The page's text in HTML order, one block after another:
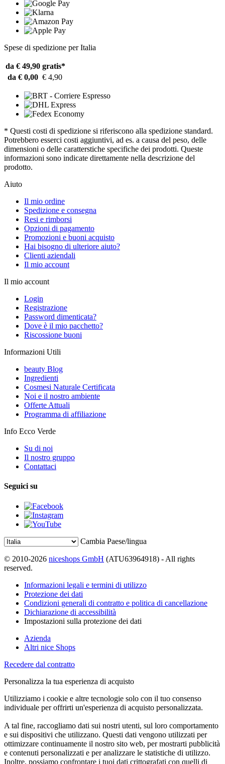
Spese di spedizione per Italia
da € 49,90 gratis*
da € 0,00 € 4,90
* Questi costi di spedizione si riferiscono alla spedizione standard.
Potrebbero esserci costi aggiuntivi, ad es. a causa del peso, delle
dimensioni o delle caratterstiche specifiche dei prodotti. Queste
informazioni sono indicate direttamente nella descrizione del
prodotto.
Aiuto
Il mio ordine
Spedizione e consegna
Resi e rimborsi
Opzioni di pagamento
Promozioni e buoni acquisto
Hai bisogno di ulteriore aiuto?
Clienti aziendali
Il mio account
Il mio account
Login
Registrazione
Password dimenticata?
Dove è il mio pacchetto?
Riscossione buoni
Informazioni Utili
beauty Blog
Ingredienti
Cosmesi Naturale Certificata
Noi e il nostro ambiente
Offerte Attuali
Programma di affiliazione
Info Ecco Verde
Su di noi
Il nostro gruppo
Contattaci
Seguici su
Cambia Paese/lingua
© 2010-2026 niceshops GmbH (ATU63964918) - All rights
reserved.
Informazioni legali e termini di utilizzo
Protezione dei dati
Condizioni generali di contratto e politica di cancellazione
Dichiarazione di accessibilità
Impostazioni sulla protezione dei dati
Azienda
Altri nice Shops
Recedere dal contratto
Personalizza la tua esperienza di acquisto
Utilizziamo i cookie e altre tecnologie solo con il tuo consenso
individuale per offrirti un'esperienza di acquisto personalizzata.
A tal fine, raccogliamo dati sui nostri utenti, sul loro comportamento
e sui dispositivi che utilizzano. Questi dati vengono utilizzati per
ottimizzare continuamente il nostro sito web, per mostrarti pubblicità
e contenuti personalizzati e per analizzare le statistiche di utilizzo.
Inoltre, possiamo confrontare i tuoi dati crittografati con quelli di